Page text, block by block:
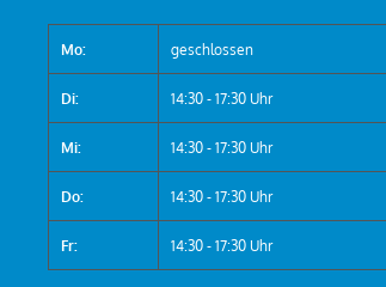
Mo: geschlossen
Di: 14:30 - 17:30 Uhr
Mi: 14:30 - 17:30 Uhr
Do: 14:30 - 17:30 Uhr
Fr: 14:30 - 17:30 Uhr